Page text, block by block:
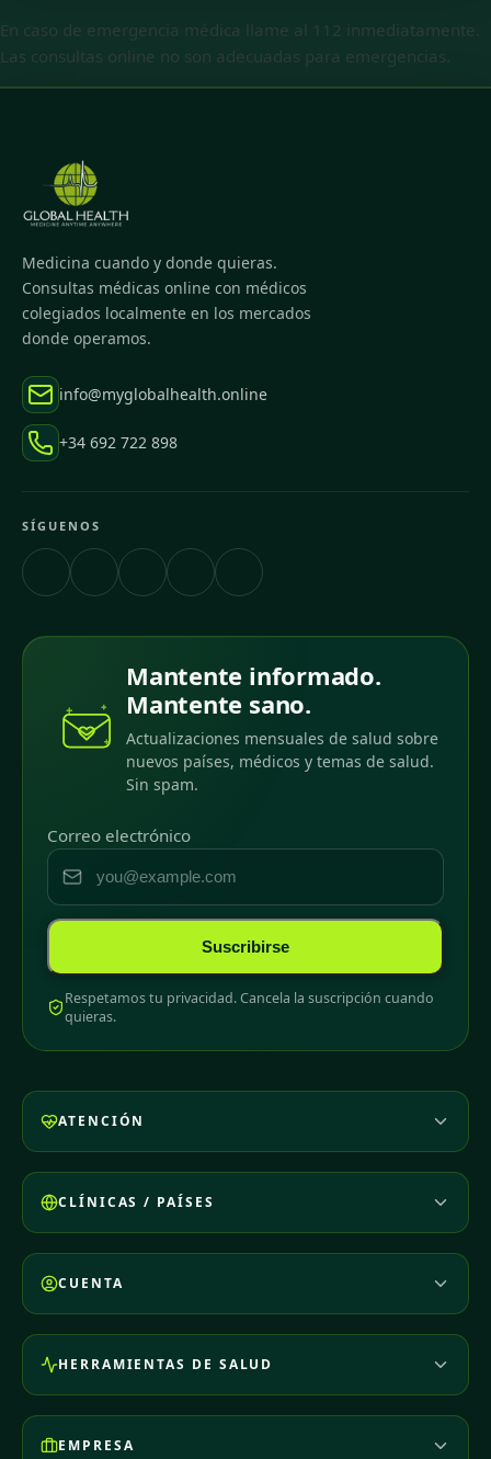
En caso de emergencia médica llame al 112 inmediatamente.
Las consultas online no son adecuadas para emergencias.
Medicina cuando y donde quieras.
Consultas médicas online con médicos
colegiados localmente en los mercados
donde operamos.
info@myglobalhealth.online
+34 692 722 898
SÍGUENOS
Mantente informado.
Mantente sano.
Actualizaciones mensuales de salud sobre
nuevos países, médicos y temas de salud.
Sin spam.
Correo electrónico
Suscribirse
Respetamos tu privacidad. Cancela la suscripción cuando
quieras.
ATENCIÓN
CLÍNICAS / PAÍSES
CUENTA
HERRAMIENTAS DE SALUD
EMPRESA